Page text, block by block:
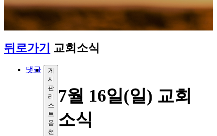
뒤로가기 교회소식
댓글
게
시
판
리
스
트
옵
션
7월 16일(일) 교회
소식